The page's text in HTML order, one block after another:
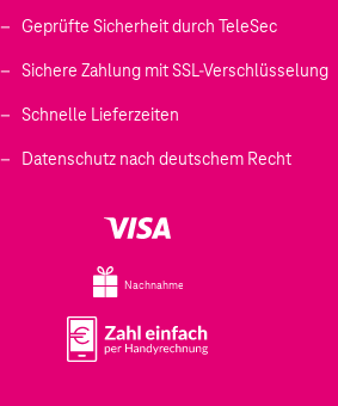
Geprüfte Sicherheit durch TeleSec
Sichere Zahlung mit SSL-Verschlüsselung
Schnelle Lieferzeiten
Datenschutz nach deutschem Recht
Nachnahme